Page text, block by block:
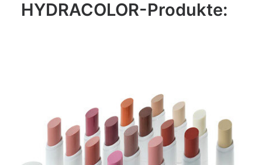
HYDRACOLOR-Produkte: